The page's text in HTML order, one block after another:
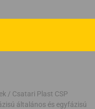
/ Csatari Plast CSP
általános és egyfázisú